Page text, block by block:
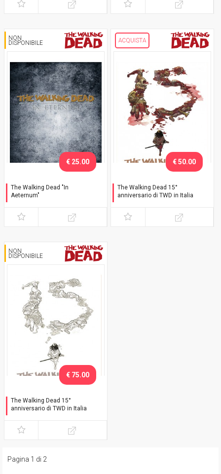
NON
DISPONIBILE
The Walking Dead "In
Aeternum"
€ 25.00
ACQUISTA
The Walking Dead 15°
anniversario di TWD in Italia
€ 50.00
NON
DISPONIBILE
The Walking Dead 15°
anniversario di TWD in Italia
Edition
€ 75.00
Pagina 1 di 2